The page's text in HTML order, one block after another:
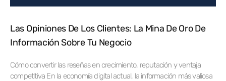
Las Opiniones De Los Clientes: La Mina De Oro De
Información Sobre Tu Negocio
Cómo convertir las reseñas en crecimiento, reputación y ventaja
competitiva En la economía digital actual, la información más valiosa